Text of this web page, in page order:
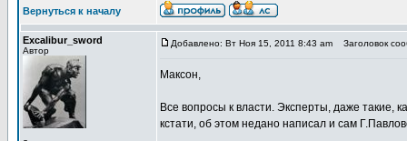
Вернуться к началу
Excalibur_sword
Автор
Добавлено: Вт Ноя 15, 2011 8:43 am Заголовок
Максон,
Все вопросы к власти. Эксперты, даже такие,
кстати, об этом недано написал и сам